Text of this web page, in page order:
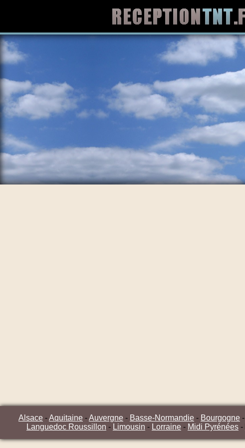
Alsace -Aquitaine -Auvergne - Basse-Normandie - Bourgogne -
Languedoc Roussillon - Limousin - Lorraine - Midi Pyrénées -